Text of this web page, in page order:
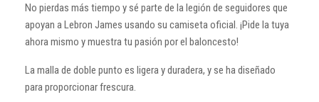
No pierdas más tiempo y sé parte de la legión de seguidores que
apoyan a Lebron James usando su camiseta oficial. ¡Pide la tuya
ahora mismo y muestra tu pasión por el baloncesto!
La malla de doble punto es ligera y duradera, y se ha diseñado
para proporcionar frescura.